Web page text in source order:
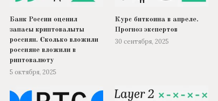
Банк России оценил
запасы криптовалыты
россиян. Сколько вложили
россияне вложили в
риптовалюту
5 октября, 2025
Курс биткоина в апреле.
Прогноз экспертов
30 сентября, 2025